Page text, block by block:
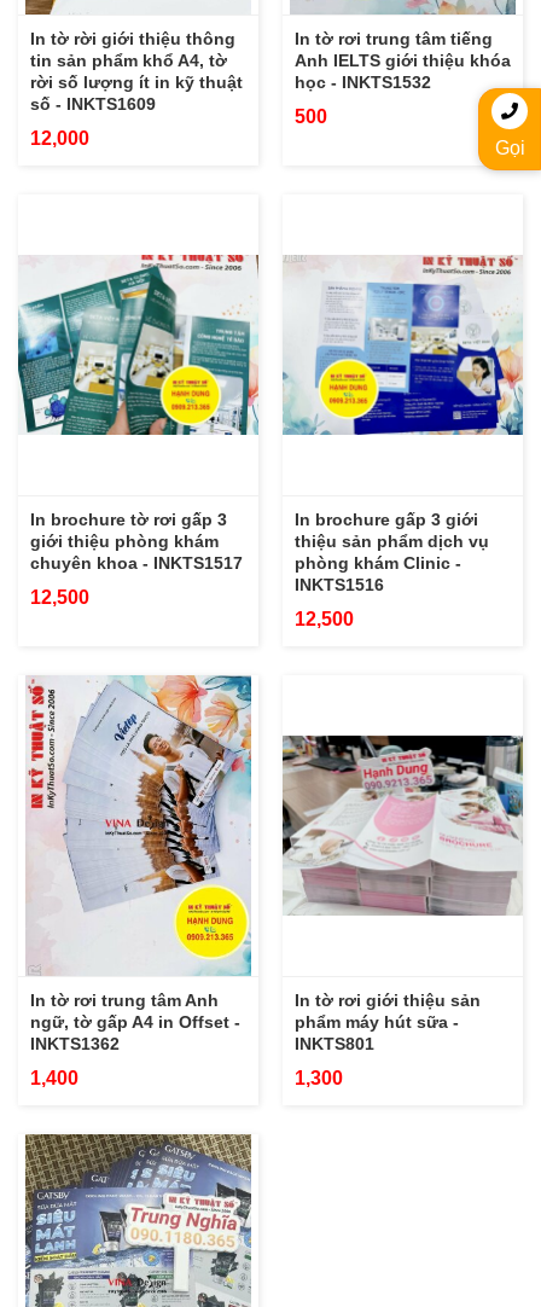
In tờ rời giới thiệu thông
tin sản phẩm khổ A4, tờ
rời số lượng ít in kỹ thuật
số - INKTS1609
12,000
In tờ rơi trung tâm tiếng
Anh IELTS giới thiệu khóa
học - INKTS1532
500
In brochure tờ rơi gấp 3
giới thiệu phòng khám
chuyên khoa - INKTS1517
12,500
In brochure gấp 3 giới
thiệu sản phẩm dịch vụ
phòng khám Clinic -
INKTS1516
12,500
In tờ rơi trung tâm Anh
ngữ, tờ gấp A4 in Offset -
INKTS1362
1,400
In tờ rơi giới thiệu sản
phẩm máy hút sữa -
INKTS801
1,300
Gọi